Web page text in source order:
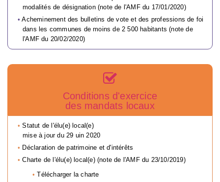
modalités de désignation (note de l'AMF du 17/01/2020)
Acheminement des bulletins de vote et des professions de foi
dans les communes de moins de 2 500 habitants (note de
l'AMF du 20/02/2020)
Conditions d'exercice
des mandats locaux
Statut de l'élu(e) local(e)
mise à jour du 29 uin 2020
Déclaration de patrimoine et d'intérêts
Charte de l'élu(e) local(e) (note de l'AMF du 23/10/2019)
Télécharger la charte